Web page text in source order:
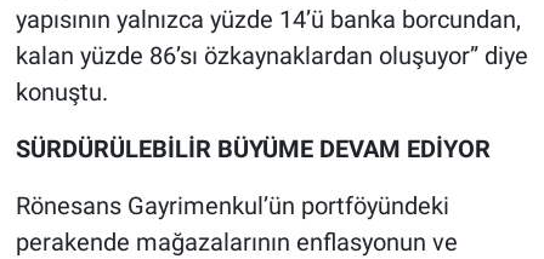
yapısının yalnızca yüzde 14’ü banka borcundan,
kalan yüzde 86’sı özkaynaklardan oluşuyor” diye
konuştu.
SÜRDÜRÜLEBİLİR BÜYÜME DEVAM EDİYOR
Rönesans Gayrimenkul’ün portföyündeki
perakende mağazalarının enflasyonun ve